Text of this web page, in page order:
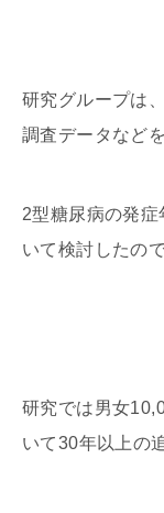
研究グループは
調査データなどを
2型糖尿病の発
いて検討したので
研究では男女
いて30年以上の